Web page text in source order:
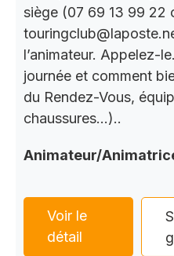
siège (07 69 13 99 22
l’animateur. Appelez-
journée et comment
du Rendez-Vous,
chaussures…)..
Animateur/
Voir le
détail